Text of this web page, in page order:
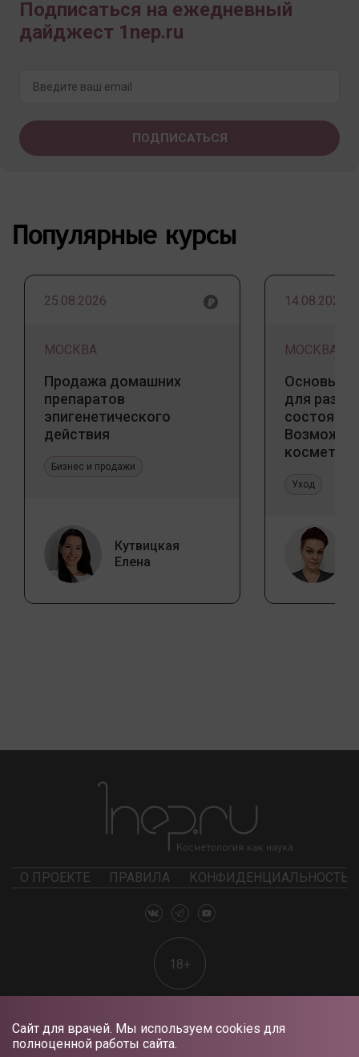
Сайт для врачей. Мы используем cookies для
полноценной работы сайта.
Подписаться на ежедневный
дайджест 1nep.ru
Популярные курсы
25.08.2026
МОСКВА
Продажа домашних
препаратов
эпигенетического
действия
Бизнес и продажи
Кутвицкая
Елена
14.08.2026
МОСКВА
Основы
для
Уход
О ПРОЕКТЕ ПРАВИЛА КОНФИДЕНЦИАЛЬНОСТЬ
18+